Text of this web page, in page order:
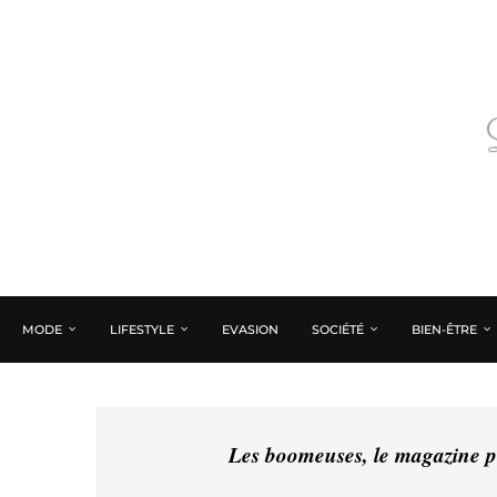
MODE LIFESTYLE EVASION SOCIÉTÉ BIEN-ÊTRE
Les boomeuses, le